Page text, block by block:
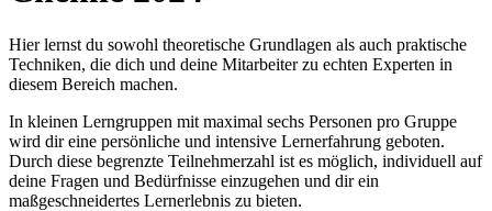
Hier lernst du sowohl theoretische Grundlagen als auch praktische
Techniken, die dich und deine Mitarbeiter zu echten Experten in
diesem Bereich machen.
In kleinen Lerngruppen mit maximal sechs Personen pro Gruppe
wird dir eine persönliche und intensive Lernerfahrung geboten.
Durch diese begrenzte Teilnehmerzahl ist es möglich, individuell auf
deine Fragen und Bedürfnisse einzugehen und dir ein
maßgeschneidertes Lernerlebnis zu bieten.